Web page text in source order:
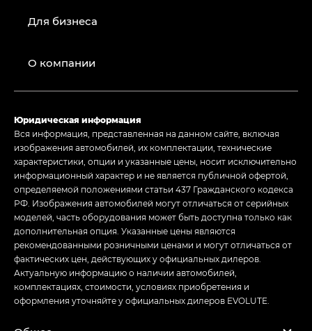
Для бизнеса
О компании
Юридическая информация
Вся информация, представленная на данном сайте, включая
изображения автомобилей, их комплектации, технические
характеристики, опции и указанные цены, носит исключительно
информационный характер и не является публичной офертой,
определяемой положениями статьи 437 Гражданского кодекса
РФ. Изображения автомобилей могут отличаться от серийных
моделей, часть оборудования может быть доступна только как
дополнительная опция. Указанные цены являются
рекомендованными розничными ценами и могут отличаться от
фактических цен, действующих у официальных дилеров.
Актуальную информацию о наличии автомобилей,
комплектациях, стоимости, условиях приобретения и
оформления уточняйте у официальных дилеров EVOLUTE.